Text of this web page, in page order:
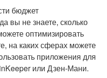
бюджет
вы не знаете, сколько
оптимизировать
на каких сферах можете
приложения для
или Дзен-Мани.